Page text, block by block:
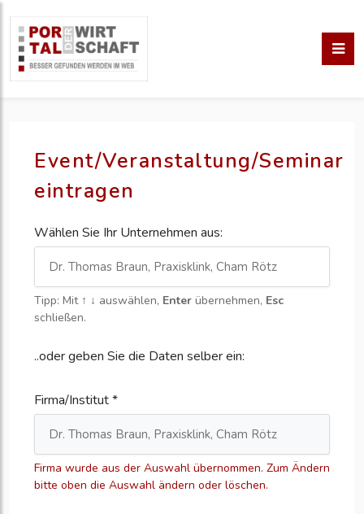
Event/Veranstaltung/Seminar
eintragen
Wählen Sie Ihr Unternehmen aus:
Tipp: Mit ↑ ↓ auswählen, Enter übernehmen, Esc
schließen.
..oder geben Sie die Daten selber ein:
Firma/Institut *
Firma wurde aus der Auswahl übernommen. Zum Ändern
bitte oben die Auswahl ändern oder löschen.